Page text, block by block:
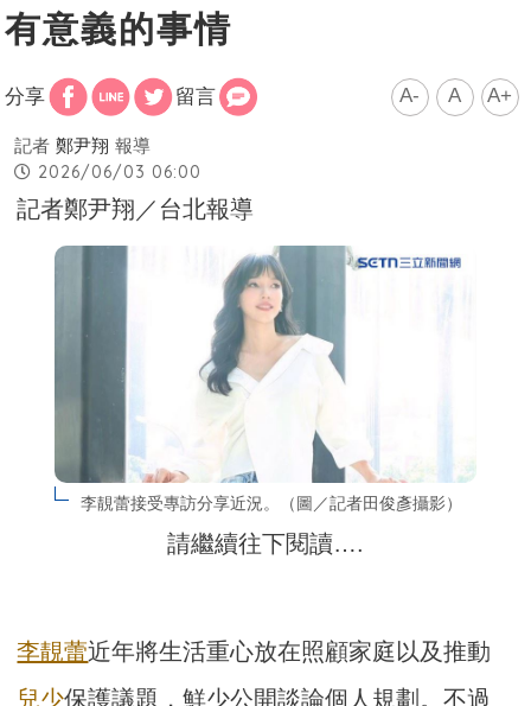
有意義的事情
分享 留言 A- A A+
記者 鄭尹翔 報導
2026/06/03 06:00
記者鄭尹翔／台北報導
李靚蕾接受專訪分享近況。（圖／記者田俊彥攝影）
請繼續往下閱讀….
李靚蕾近年將生活重心放在照顧家庭以及推動
兒少保護議題，鮮少公開談論個人規劃。不過